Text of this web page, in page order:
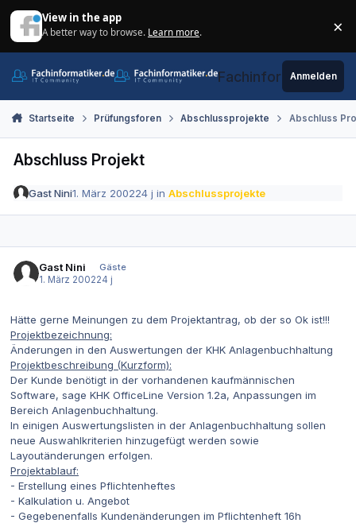
View in the app
A better way to browse. Learn more. ×
Fachinformatiker.de
Anmelden
Startseite Prüfungsforen Abschlussprojekte Abschluss
Abschluss Projekt
Gast Nini1. März 200224 j inAbschlussprojekte
Gast Nini
Gäste
1. März 200224 j
Hätte gerne Meinungen zu dem Projektantrag, ob der so Ok ist!!!
Projektbezeichnung:
Änderungen in den Auswertungen der KHK Anlagenbuchhaltung
Projektbeschreibung (Kurzform):
Der Kunde benötigt in der vorhandenen kaufmännischen
Software, sage KHK OfficeLine Version 1.2a, Anpassungen im
Bereich Anlagenbuchhaltung.
In einigen Auswertungslisten in der Anlagenbuchhaltung sollen
neue Auswahlkriterien hinzugefügt werden sowie
Layoutänderungen erfolgen.
Projektablauf:
- Erstellung eines Pflichtenheftes
- Kalkulation u. Angebot
- Gegebenenfalls Kundenänderungen im Pflichtenheft 16h